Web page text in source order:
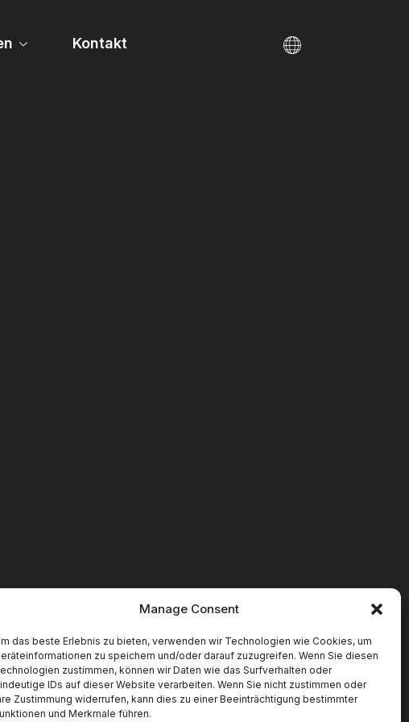
Manage Consent
das beste Erlebnis zu bieten, verwenden wir Technologien wie Cookies, um
zu speichern und/oder darauf zuzugreifen. Wenn Sie diesen
zustimmen, können wir Daten wie das Surfverhalten oder
IDs auf dieser Website verarbeiten. Wenn Sie nicht zustimmen oder
Zustimmung widerrufen, kann dies zu einer Beeinträchtigung bestimmter
und Merkmale führen.
Kontakt